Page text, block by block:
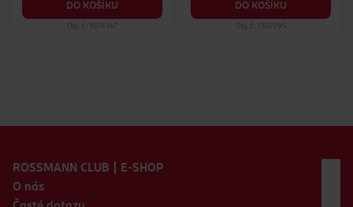
DO KOŠÍKU
Obj. č.: 1074147
DO KOŠÍKU
Obj. č.: 1307795
ROSSMANN CLUB | E-SHOP
O nás